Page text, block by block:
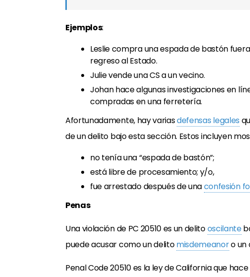
Ejemplos:
Leslie compra una espada de bastón
regreso al Estado.
Julie vende una CS a un vecino.
Johan hace algunas investigaciones en
compradas en una ferretería.
Afortunadamente, hay variasdefensas legales
de un delito bajo esta sección. Estos incluyen
no tenía una “espada de bastón”;
está libre de procesamiento; y/o,
fue arrestado después de unaconfesión
Penas
Una violación de PC 20510 es un delitooscilante
puede acusar como un delitomisdemeanoro un
Penal Code 20510 es la ley de California que